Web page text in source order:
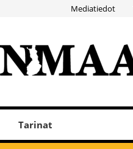
Mediatiedot
Tarinat